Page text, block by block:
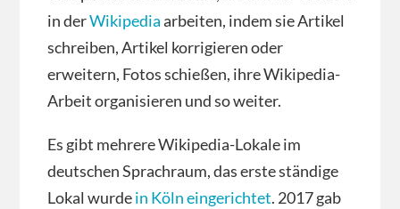
in derWikipediaarbeiten, indem sie Artikel
schreiben, Artikel korrigieren oder
erweitern, Fotos schießen, ihre Wikipedia-
Arbeit organisieren und so weiter.
Es gibt mehrere Wikipedia-Lokale im
deutschen Sprachraum, das erste ständige
Lokal wurdein Köln eingerichtet. 2017 gab